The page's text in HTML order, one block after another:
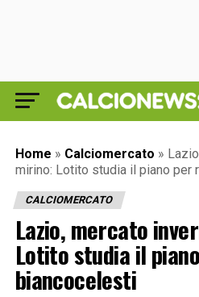
Home » Calciomercato »
mirino: Lotito studia il piano per
CALCIOMERCATO
Lazio, mercato
Lotito studia il
biancocelesti